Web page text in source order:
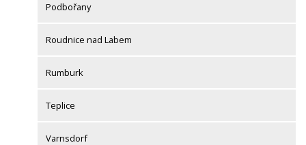
Podbořany
Roudnice nad Labem
Rumburk
Teplice
Varnsdorf